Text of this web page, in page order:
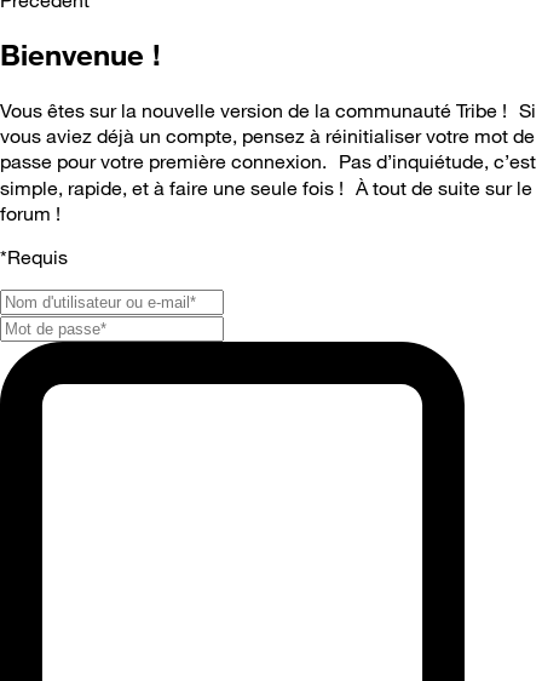
Bienvenue !
Vous êtes sur la nouvelle version de la communauté Tribe ! Si
vous aviez déjà un compte, pensez à réinitialiser votre mot de
passe pour votre première connexion. Pas d’inquiétude, c’est
simple, rapide, et à faire une seule fois ! À tout de suite sur le
forum !
*Requis